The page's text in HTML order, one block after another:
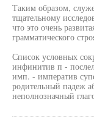
Таким образом,
тщательному
что это очень
грамматического
Список условных
инфинитив п -
имп. - императив
родительный падеж
неполнозначный